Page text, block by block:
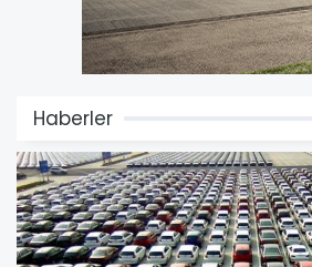
Haberler